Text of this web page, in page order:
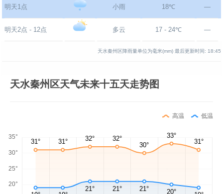
明天1点 小雨 18℃ —
明天2点 - 12点 多云 17 - 24℃ —
天水秦州区降雨量单位为毫米(mm) 最后更新时间: 18:45
天水秦州区天气未来十五天走势图
高温 低温